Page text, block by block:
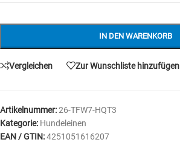
IN DEN WARENKORB
Vergleichen Zur Wunschliste hinzufügen
Artikelnummer:26-TFW7-HQT3
Kategorie: Hundeleinen
EAN / GTIN:4251051616207